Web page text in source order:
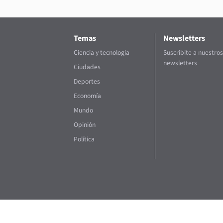
Temas
Ciencia y tecnología
Ciudades
Deportes
Economía
Mundo
Opinión
Política
Newsletters
Suscribite a nuestros
newsletters